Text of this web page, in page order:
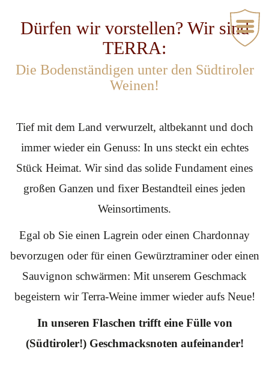
Dürfen wir vorstellen? Wir sind
TERRA:
Die Bodenständigen unter den Südtiroler
Weinen!
Tief mit dem Land verwurzelt, altbekannt und doch
immer wieder ein Genuss: In uns steckt ein echtes
Stück Heimat. Wir sind das solide Fundament eines
großen Ganzen und fixer Bestandteil eines jeden
Weinsortiments.
Egal ob Sie einen Lagrein oder einen Chardonnay
bevorzugen oder für einen Gewürztraminer oder einen
Sauvignon schwärmen: Mit unserem Geschmack
begeistern wir Terra-Weine immer wieder aufs Neue!
In unseren Flaschen trifft eine Fülle von
(Südtiroler!) Geschmacksnoten aufeinander!